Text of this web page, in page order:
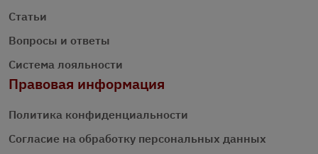
Статьи
Вопросы и ответы
Система лояльности
Правовая информация
Политика конфиденциальности
Согласие на обработку персональных данных